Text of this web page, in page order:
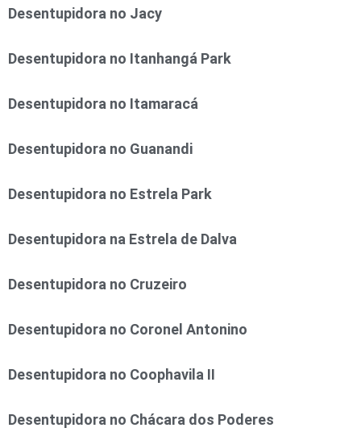
Desentupidora no Jacy
Desentupidora no Itanhangá Park
Desentupidora no Itamaracá
Desentupidora no Guanandi
Desentupidora no Estrela Park
Desentupidora na Estrela de Dalva
Desentupidora no Cruzeiro
Desentupidora no Coronel Antonino
Desentupidora no Coophavila II
Desentupidora no Chácara dos Poderes